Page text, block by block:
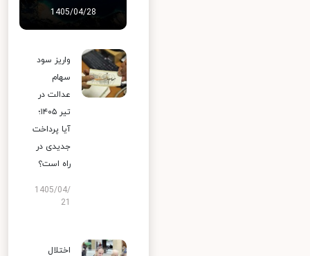
1405/04/28
واریز سود
سهام
عدالت در
تیر ۱۴۰۵؛
آیا پرداخت
جدیدی در
راه است؟
1405/04/
اختلال